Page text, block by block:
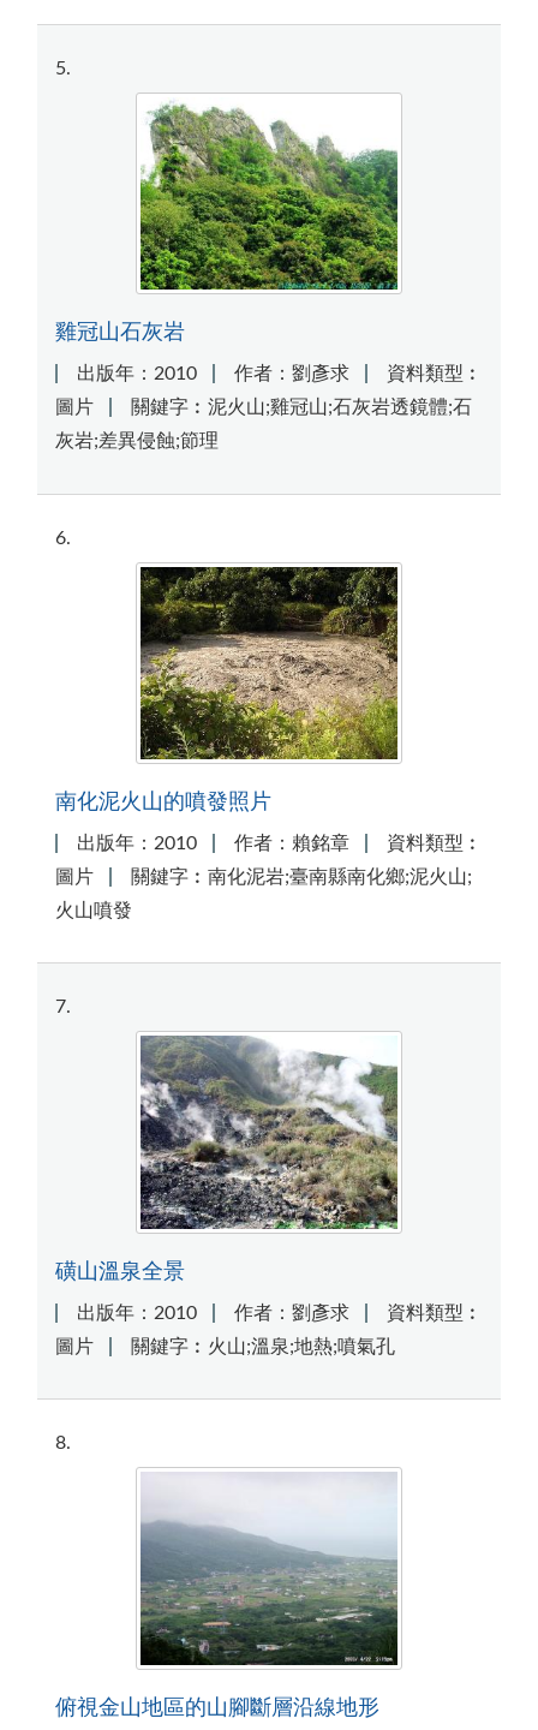
5
雞冠山石灰岩
出版年：2010 作者：劉彥求
資料類型︰
圖片
關鍵字︰泥火山;雞冠山;石灰岩透鏡體;石
灰岩;差異侵蝕;節理
6
南化泥火山的噴發照片
出版年：2010 作者：賴銘章
資料類型︰
圖片
關鍵字︰南化泥岩;臺南縣南化鄉;泥火山;
火山噴發
7
磺山溫泉全景
出版年：2010 作者：劉彥求
資料類型︰
圖片
關鍵字︰火山;溫泉;地熱;噴氣孔
8
俯視金山地區的山腳斷層沿線地形